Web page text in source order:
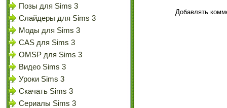
Позы для Sims 3
Слайдеры для Sims 3
Моды для Sims 3
CAS для Sims 3
OMSP для Sims 3
Видео Sims 3
Уроки Sims 3
Скачать Sims 3
Сериалы Sims 3
Добавлять